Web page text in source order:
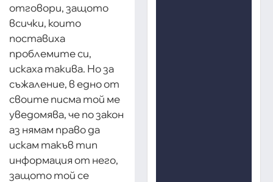
отговори, защото
всички, които
поставиха
проблемите си,
искаха такива. Но за
съжаление, в едно от
своите писма той ме
уведомява, че по закон
аз нямам право да
искам такъв тип
информация от него,
защото той се